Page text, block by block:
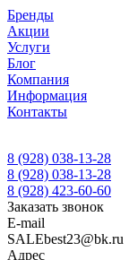
Бренды
Акции
Услуги
Блог
Компания
Информация
Контакты
8 (928) 038-13-28
8 (928) 038-13-28
8 (928) 423-60-60
Заказать звонок
E-mail
SALEbest23@bk.ru
Адрес